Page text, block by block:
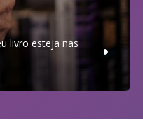
livro esteja nas